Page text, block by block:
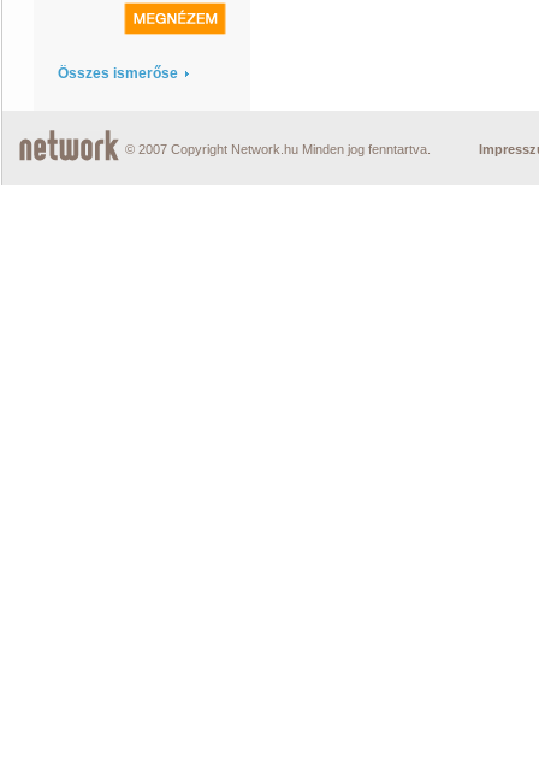
Összes ismerőse
© 2007 Copyright Network.hu Minden jog fenntartva.